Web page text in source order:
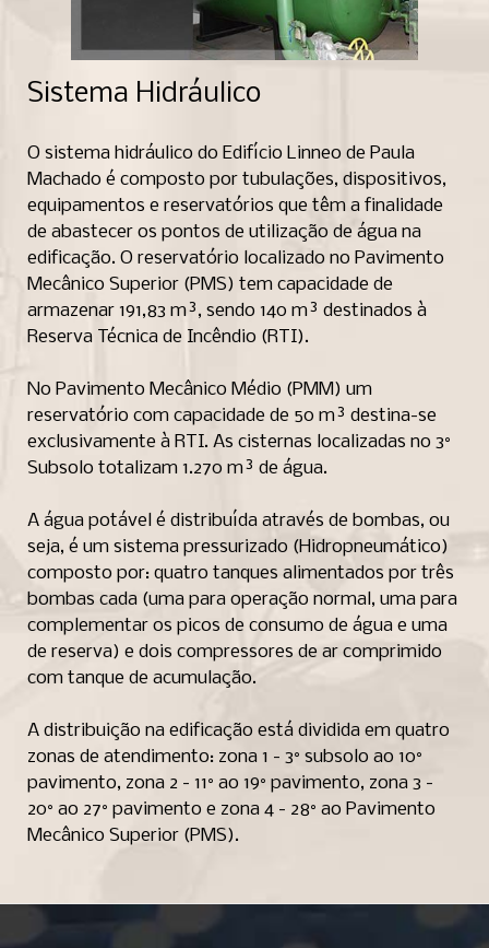
Sistema Hidráulico
O sistema hidráulico do Edifício Linneo de Paula
Machado é composto por tubulações, dispositivos,
equipamentos e reservatórios que têm a finalidade
de abastecer os pontos de utilização de água na
edificação. O reservatório localizado no Pavimento
Mecânico Superior (PMS) tem capacidade de
armazenar 191,83 m³, sendo 140 m³ destinados à
Reserva Técnica de Incêndio (RTI).
No Pavimento Mecânico Médio (PMM) um
reservatório com capacidade de 50 m³ destina-se
exclusivamente à RTI. As cisternas localizadas no 3°
Subsolo totalizam 1.270 m³ de água.
A água potável é distribuída através de bombas, ou
seja, é um sistema pressurizado (Hidropneumático)
composto por: quatro tanques alimentados por três
bombas cada (uma para operação normal, uma para
complementar os picos de consumo de água e uma
de reserva) e dois compressores de ar comprimido
com tanque de acumulação.
A distribuição na edificação está dividida em quatro
zonas de atendimento: zona 1 - 3° subsolo ao 10°
pavimento, zona 2 - 11° ao 19° pavimento, zona 3 -
20° ao 27° pavimento e zona 4 - 28° ao Pavimento
Mecânico Superior (PMS).